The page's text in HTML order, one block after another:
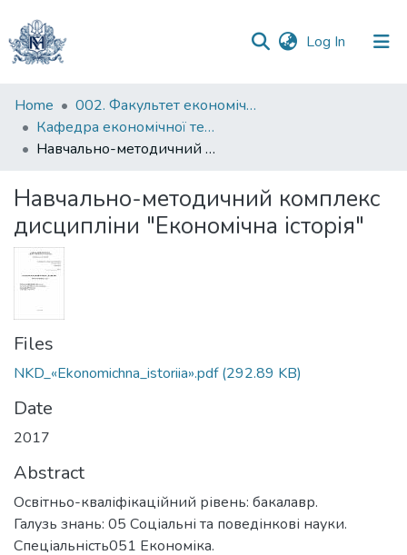
Log In (current)
Communities
&
Collections
Statistics
Home
002. Факультет економічних наук
Кафедра економічної теорії
Навчально-методичний комплекс дисципліни "Економічна історія"
Навчально-методичний комплекс
дисципліни "Економічна історія"
Files
NKD_«Ekonomichna_istoriia».pdf(292.89 KB)
Date
2017
Abstract
Освітньо-кваліфікаційний рівень: бакалавр.
Галузь знань: 05 Соціальні та поведінкові науки.
Спеціальність051 Економіка.